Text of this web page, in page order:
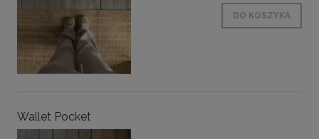
DO KOSZYKA
Wallet Pocket